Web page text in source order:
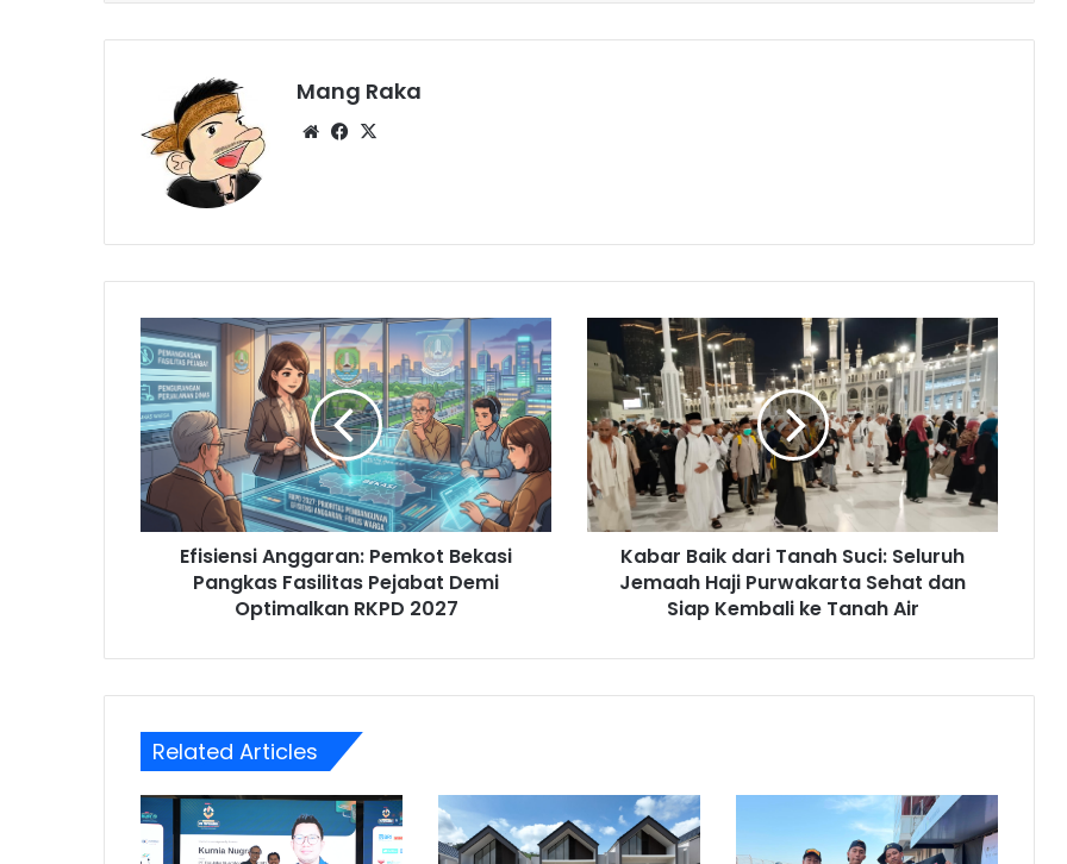
Mang Raka
WebsiteFacebook
Efisiensi
Anggaran:
Pemkot
Bekasi
Pangkas
Fasilitas
Pejabat
Demi
Optimalkan
Efisiensi Anggaran: Pemkot Bekasi
Pangkas Fasilitas Pejabat Demi
Optimalkan RKPD 2027
Kabar
Baik
dari
Tanah
Suci:
Seluruh
Jemaah
Haji
Purwakarta
SehatKabar Baik dari Tanah Suci: Seluruh
Jemaah Haji Purwakarta Sehat dan
Siap Kembali ke Tanah Air
Related Articles